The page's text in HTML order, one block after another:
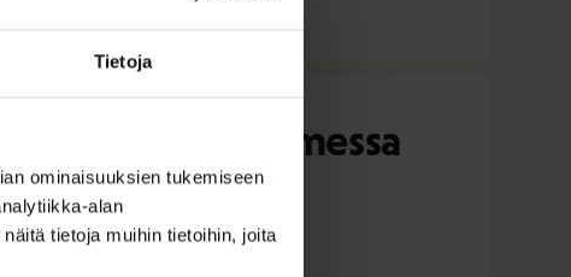
Tietoja
ominaisuuksien tukemiseen
alan
tietoja muihin tietoihin, joita
onko se Suomessa